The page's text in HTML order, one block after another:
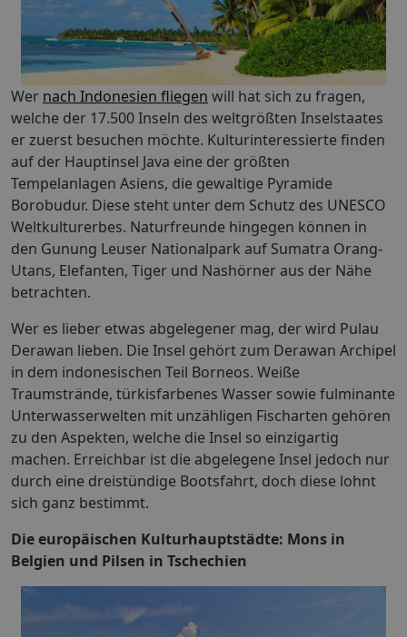
Wer nach Indonesien fliegen will hat sich zu fragen,
welche der 17.500 Inseln des weltgrößten Inselstaates
er zuerst besuchen möchte. Kulturinteressierte finden
auf der Hauptinsel Java eine der größten
Tempelanlagen Asiens, die gewaltige Pyramide
Borobudur. Diese steht unter dem Schutz des UNESCO
Weltkulturerbes. Naturfreunde hingegen können in
den Gunung Leuser Nationalpark auf Sumatra Orang-
Utans, Elefanten, Tiger und Nashörner aus der Nähe
betrachten.
Wer es lieber etwas abgelegener mag, der wird Pulau
Derawan lieben. Die Insel gehört zum Derawan Archipel
in dem indonesischen Teil Borneos. Weiße
Traumstrände, türkisfarbenes Wasser sowie fulminante
Unterwasserwelten mit unzähligen Fischarten gehören
zu den Aspekten, welche die Insel so einzigartig
machen. Erreichbar ist die abgelegene Insel jedoch nur
durch eine dreistündige Bootsfahrt, doch diese lohnt
sich ganz bestimmt.
Die europäischen Kulturhauptstädte: Mons in
Belgien und Pilsen in Tschechien